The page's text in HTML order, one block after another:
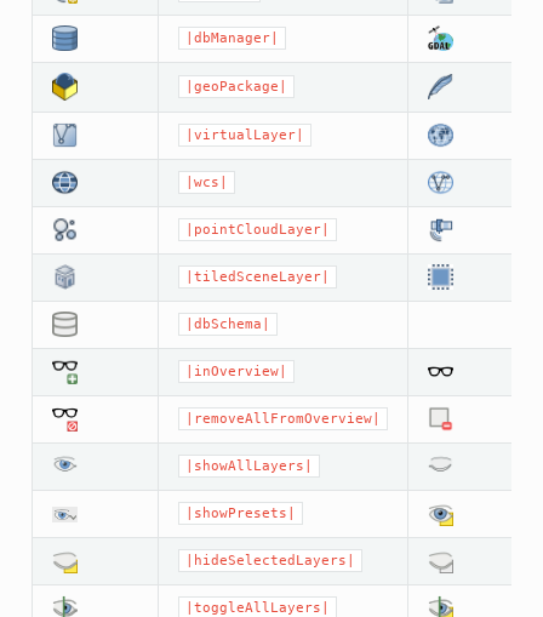
|dbManager|
|geoPackage|
|virtualLayer|
|wcs|
|pointCloudLayer|
|tiledSceneLayer|
|dbSchema|
|inOverview|
|removeAllFromOverview|
|showAllLayers|
|showPresets|
|hideSelectedLayers|
|toggleAllLayers|